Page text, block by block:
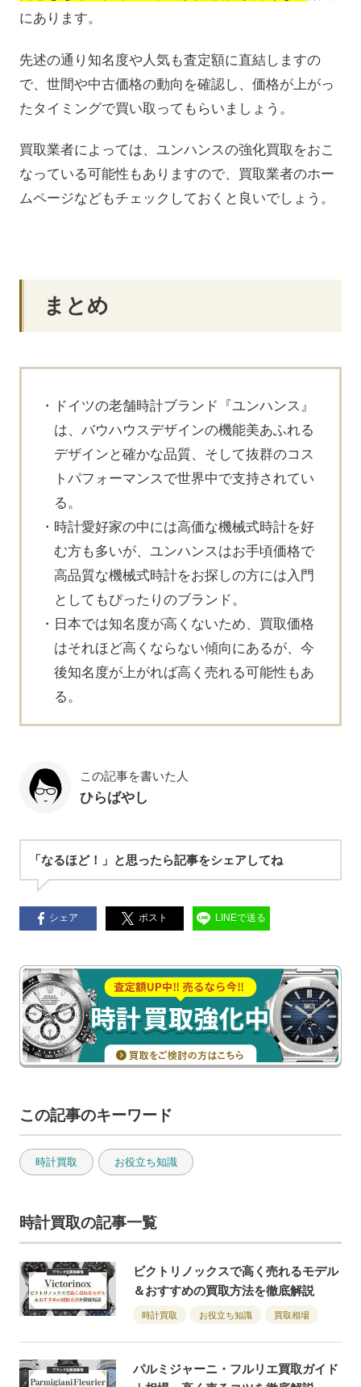
にあります。
先述の通り知名度や人気も査定額に直結しますの
で、世間や中古価格の動向を確認し、価格が上がっ
たタイミングで買い取ってもらいましょう。
買取業者によっては、ユンハンスの強化買取をおこ
なっている可能性もありますので、買取業者のホー
ムページなどもチェックしておくと良いでしょう。
まとめ
ドイツの老舗時計ブランド『ユンハンス』
は、バウハウスデザインの機能美あふれる
デザインと確かな品質、そして抜群のコス
トパフォーマンスで世界中で支持されてい
る。
時計愛好家の中には高価な機械式時計を好
む方も多いが、ユンハンスはお手頃価格で
高品質な機械式時計をお探しの方には入門
としてもぴったりのブランド。
日本では知名度が高くないため、買取価格
はそれほど高くならない傾向にあるが、今
後知名度が上がれば高く売れる可能性もあ
る。
この記事を書いた人
ひらばやし
「なるほど！」と思ったら記事をシェアしてね
シェア ポスト LINEで送る
この記事のキーワード
時計買取 お役立ち知識
時計買取の記事一覧
ビクトリノックスで高く売れるモデル
＆おすすめの買取方法を徹底解説
時計買取 お役立ち知識 買取相場
パルミジャーニ・フルリエ買取ガイド